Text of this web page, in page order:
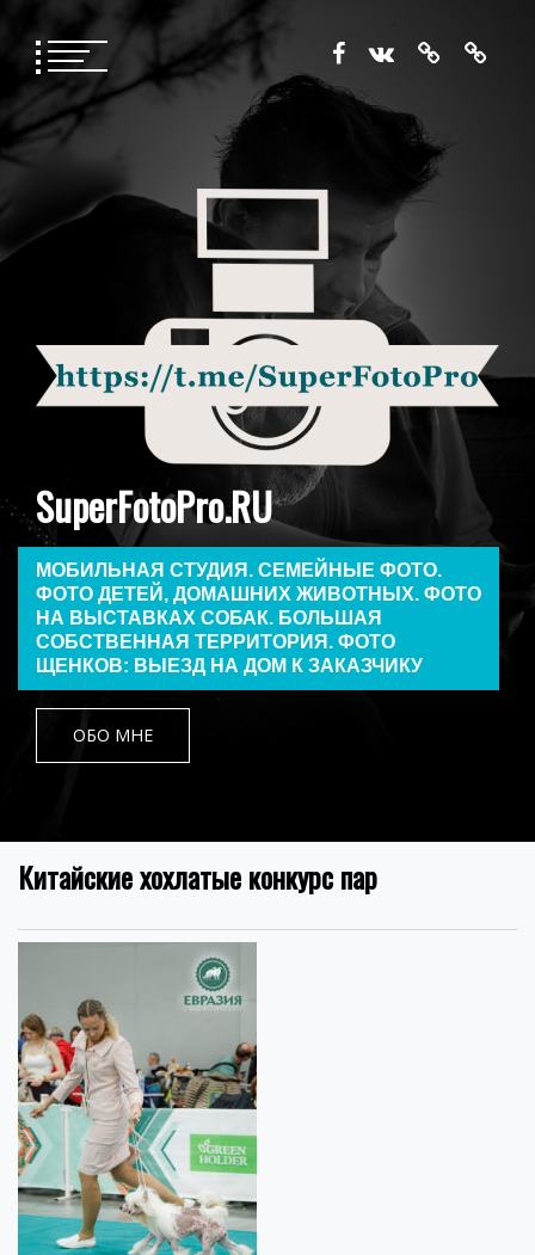
содержимому
SuperFotoPro.RU
МОБИЛЬНАЯ СТУДИЯ. СЕМЕЙНЫЕ ФОТО.
ФОТО ДЕТЕЙ, ДОМАШНИХ ЖИВОТНЫХ. ФОТО
НА ВЫСТАВКАХ СОБАК. БОЛЬШАЯ
СОБСТВЕННАЯ ТЕРРИТОРИЯ. ФОТО
ЩЕНКОВ: ВЫЕЗД НА ДОМ К ЗАКАЗЧИКУ
ОБО МНЕ
Китайские хохлатые конкурс пар